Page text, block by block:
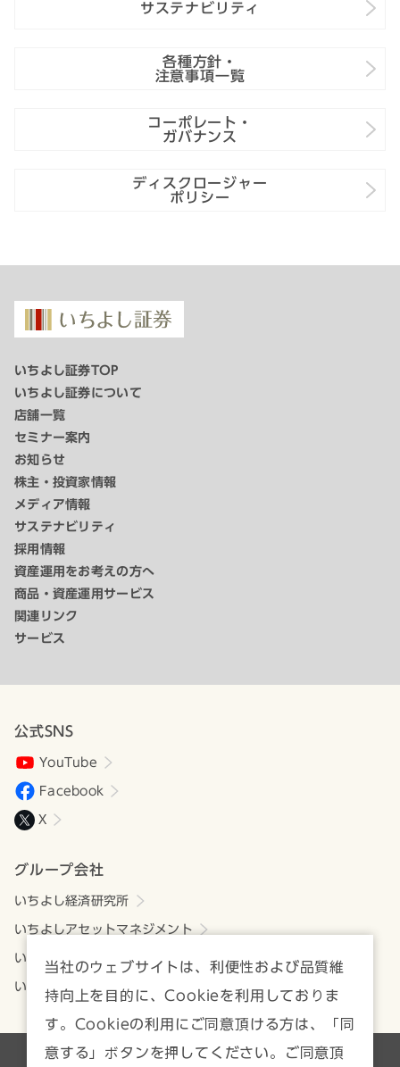
サステナビリティ
各種方針・
注意事項一覧
コーポレート・
ガバナンス
ディスクロージャー
ポリシー
いちよし証券TOP
いちよし証券について
店舗一覧
セミナー案内
お知らせ
株主・投資家情報
メディア情報
サステナビリティ
採用情報
資産運用をお考えの方へ
商品・資産運用サービス
関連リンク
サービス
公式SNS
YouTube
Facebook
X
グループ会社
いちよし経済研究所
いちよしアセットマネジメント
いちよしビジネスサービス
いちよしIFA
各種方針・注意事項一覧 サイトマップ
当社のウェブサイトは、利便性および品質維
持向上を目的に、Cookieを利用しておりま
す。Cookieの利用にご同意頂ける方は、「同
意する」ボタンを押してください。ご同意頂